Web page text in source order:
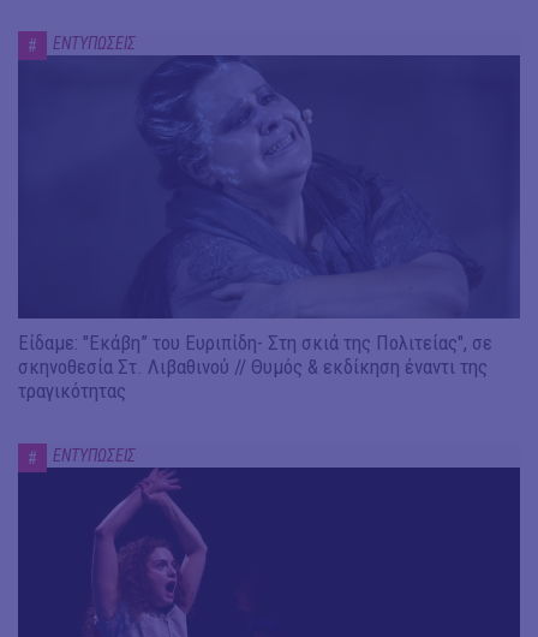
# ΕΝΤΥΠΩΣΕΙΣ
Είδαμε: "Εκάβη” του Ευριπίδη- Στη σκιά της Πολιτείας", σε
σκηνοθεσία Στ. Λιβαθινού // Θυμός & εκδίκηση έναντι της
τραγικότητας
# ΕΝΤΥΠΩΣΕΙΣ